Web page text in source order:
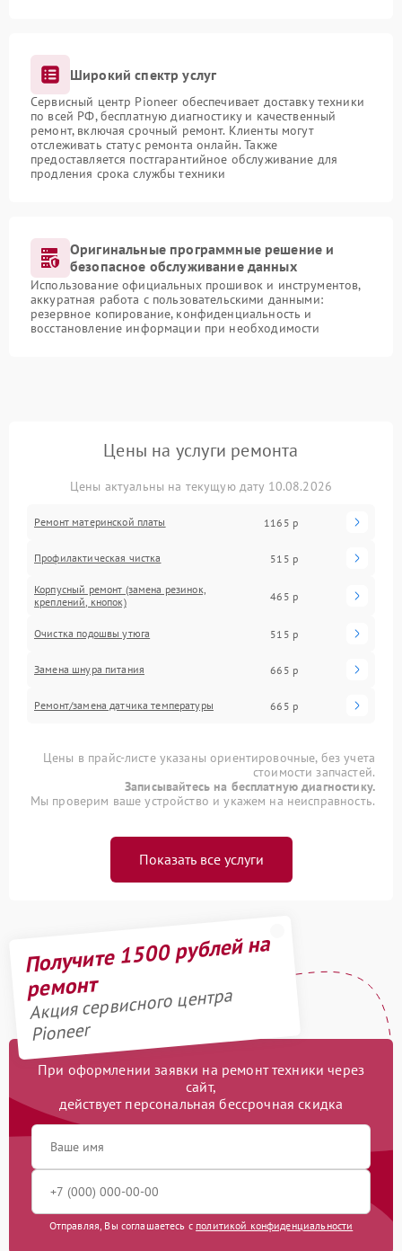
Широкий спектр услуг
Сервисный центр Pioneer обеспечивает доставку техники
по всей РФ, бесплатную диагностику и качественный
ремонт, включая срочный ремонт. Клиенты могут
отслеживать статус ремонта онлайн. Также
предоставляется постгарантийное обслуживание для
продления срока службы техники
Оригинальные программные решение и
безопасное обслуживание данных
Использование официальных прошивок и инструментов,
аккуратная работа с пользовательскими данными:
резервное копирование, конфиденциальность и
восстановление информации при необходимости
Цены на услуги ремонта
Цены актуальны на текущую дату 10.08.2026
Ремонт материнской платы 1165 р
Профилактическая чистка 515 р
Корпусный ремонт (замена резинок,
креплений, кнопок)
465 р
Очистка подошвы утюга 515 р
Замена шнура питания 665 р
Ремонт/замена датчика температуры 665 р
Цены в прайс-листе указаны ориентировочные, без учета
стоимости запчастей.
Записывайтесь на бесплатную диагностику.
Мы проверим ваше устройство и укажем на неисправность.
Показать все услуги
Получите 1500 рублей на
ремонт
Акция сервисного центра
Pioneer
При оформлении заявки на ремонт техники через
сайт,
действует персональная бессрочная скидка
Отправляя, Вы соглашаетесь с политикой конфиденциальности